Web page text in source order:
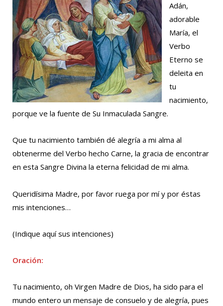
Adán,
adorable
María, el
Verbo
Eterno se
deleita en
tu
nacimiento,
porque ve la fuente de Su Inmaculada Sangre.
Que tu nacimiento también dé alegría a mi alma al
obtenerme del Verbo hecho Carne, la gracia de encontrar
en esta Sangre Divina la eterna felicidad de mi alma.
Queridísima Madre, por favor ruega por mí y por éstas
mis intenciones…
(Indique aquí sus intenciones)
Oración:
Tu nacimiento, oh Virgen Madre de Dios, ha sido para el
mundo entero un mensaje de consuelo y de alegría, pues